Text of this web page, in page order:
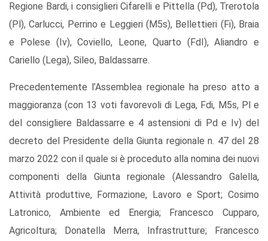
Regione Bardi, i consiglieri Cifarelli e Pittella (Pd), Trerotola
(Pl), Carlucci, Perrino e Leggieri (M5s), Bellettieri (Fi), Braia
e Polese (Iv), Coviello, Leone, Quarto (FdI), Aliandro e
Cariello (Lega), Sileo, Baldassarre.
Precedentemente l’Assemblea regionale ha preso atto a
maggioranza (con 13 voti favorevoli di Lega, Fdi, M5s, Pl e
del consigliere Baldassarre e 4 astensioni di Pd e Iv) del
decreto del Presidente della Giunta regionale n. 47 del 28
marzo 2022 con il quale si è proceduto alla nomina dei nuovi
componenti della Giunta regionale (Alessandro Galella,
Attività produttive, Formazione, Lavoro e Sport; Cosimo
Latronico, Ambiente ed Energia; Francesco Cupparo,
Agricoltura; Donatella Merra, Infrastrutture; Francesco